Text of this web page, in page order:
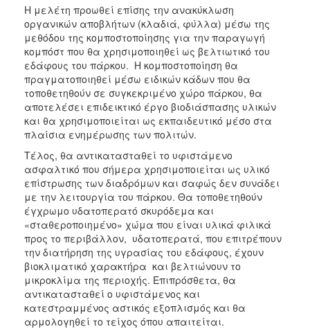
ΑΝΘΕΚΤΙΚΗ
ΠΟΛΗ
Η μελέτη προωθεί επίσης την ανακύκλωση
οργανικών αποβλήτων (κλαδιά, φύλλα) μέσω της
μεθόδου της κομποστοποίησης για την παραγωγή
κομπόστ που θα χρησιμοποιηθεί ως βελτιωτικό του
εδάφους του πάρκου. Η κομποστοποίηση θα
πραγματοποιηθεί μέσω ειδικών κάδων που θα
τοποθετηθούν σε συγκεκριμένο χώρο πάρκου, θα
αποτελέσει επιδεικτικό έργο βιοδιάσπασης υλικών
και θα χρησιμοποιείται ως εκπαιδευτικό μέσο στα
πλαίσια ενημέρωσης των πολιτών.
Τέλος, θα αντικατασταθεί το υφιστάμενο
ασφαλτικό που σήμερα χρησιμοποιείται ως υλικό
επίστρωσης των διαδρόμων και σαφώς δεν συνάδει
με την λειτουργία του πάρκου. Θα τοποθετηθούν
έγχρωμο υδατοπερατό σκυρόδεμα και
«σταθεροποιημένο» χώμα που είναι υλικά φιλικά
προς το περιβάλλον, υδατοπερατά, που επιτρέπουν
την διατήρηση της υγρασίας του εδάφους, έχουν
βιοκλιματικό χαρακτήρα και βελτιώνουν το
μικροκλίμα της περιοχής. Επιπρόσθετα, θα
αντικατασταθεί ο υφιστάμενος και
κατεστραμμένος αστικός εξοπλισμός και θα
αρμολογηθεί το τείχος όπου απαιτείται.